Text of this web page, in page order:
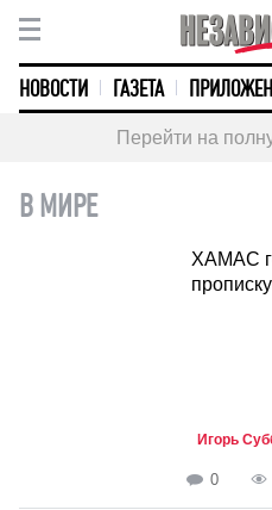
НОВОСТИ ГАЗЕТА
Перейти на
В МИРЕ
ХАМАС
прописку
Игорь
0